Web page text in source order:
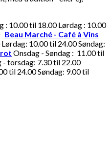
: 10.00 til 18.00 Lørdag : 10.00
Beau Marché - Café à Vins
10.00 til 24.00 Søndag:
Onsdag - Søndag : 11.00 til
- torsdag: 7.30 til 22.00
til 24.00 Søndag: 9.00 til